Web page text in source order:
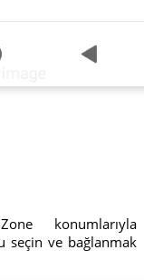
konumlarıyla
seçin ve bağlanmak